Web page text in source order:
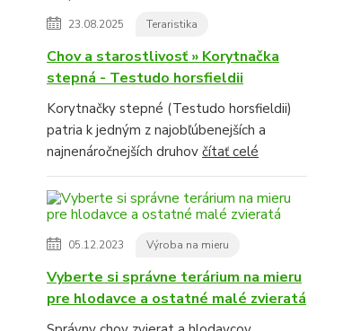
23.08.2025 Teraristika
Chov a starostlivosť » Korytnačka
stepná - Testudo horsfieldii
Korytnačky stepné (Testudo horsfieldii)
patria k jedným z najobľúbenejších a
najnenáročnejších druhov čítať celé
05.12.2023 Výroba na mieru
Vyberte si správne terárium na mieru
pre hlodavce a ostatné malé zvieratá